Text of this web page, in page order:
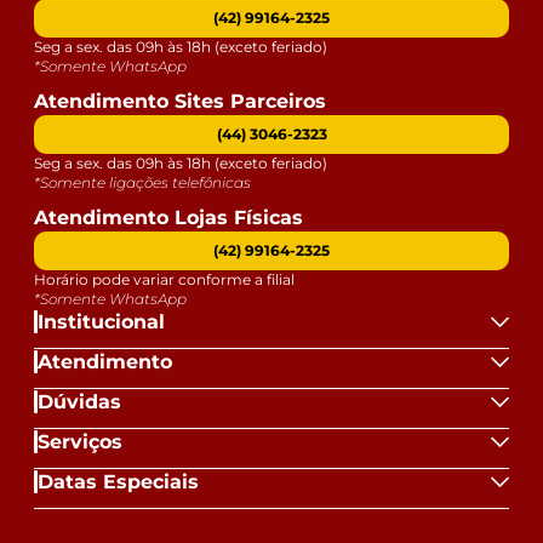
imagens e a calibração de cores da sua tela.
- Todos os nossos produtos são enviados devidamente
- Confira as dimensões do produto no momento da
compra e certifique-se de que passará normalmente
por elevadores, portas, escadas e/ou corredores,
evitando assim futuros desagrados ou imprevistos
com a entrega do produto.
Institucional
Atendimento
Dúvidas
Serviços
Datas Especiais
(42) 99164-2325
Seg a sex. das 09h às 18h (exceto feriado)
*Somente WhatsApp
Atendimento Sites Parceiros
(44) 3046-2323
Seg a sex. das 09h às 18h (exceto feriado)
*Somente ligações telefônicas
Atendimento Lojas Físicas
(42) 99164-2325
Horário pode variar conforme a filial
*Somente WhatsApp